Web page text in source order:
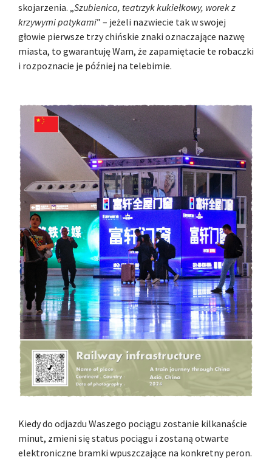
skojarzenia. „ Szubienica, teatrzyk kukiełkowy, worek z
krzywymi patykami” – jeżeli nazwiecie tak w swojej
głowie pierwsze trzy chińskie znaki oznaczające nazwę
miasta, to gwarantuję Wam, że zapamiętacie te robaczki
i rozpoznacie je później na telebimie.
Kiedy do odjazdu Waszego pociągu zostanie kilkanaście
minut, zmieni się status pociągu i zostaną otwarte
elektroniczne bramki wpuszczające na konkretny peron.